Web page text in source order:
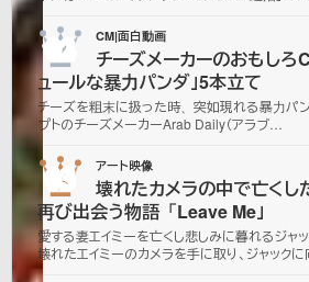
切
れ
ガ
ソ
リ
02 CM|面白動画
チーズメーカーのおもしろ
ュールな暴力パンダ」5本立て
チーズを粗末に扱った時、突如現れる暴力パ
プトのチーズメーカーArab Daily（アラブ…
03 アート映像
壊れたカメラの中で亡くし
再び出会う物語「Leave Me」
愛する妻エイミーを亡くし悲しみに暮れるジャ
壊れたエイミーのカメラを手に取り、ジャック